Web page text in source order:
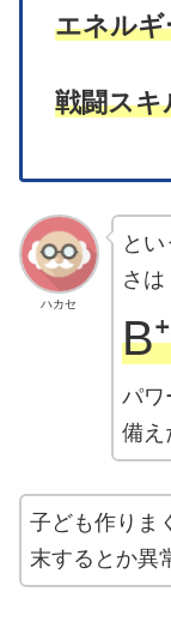
エネルギ
戦闘スキ
ハカセ
と
さは
B⁺
パワ
備え
子ども作りま
末するとか異